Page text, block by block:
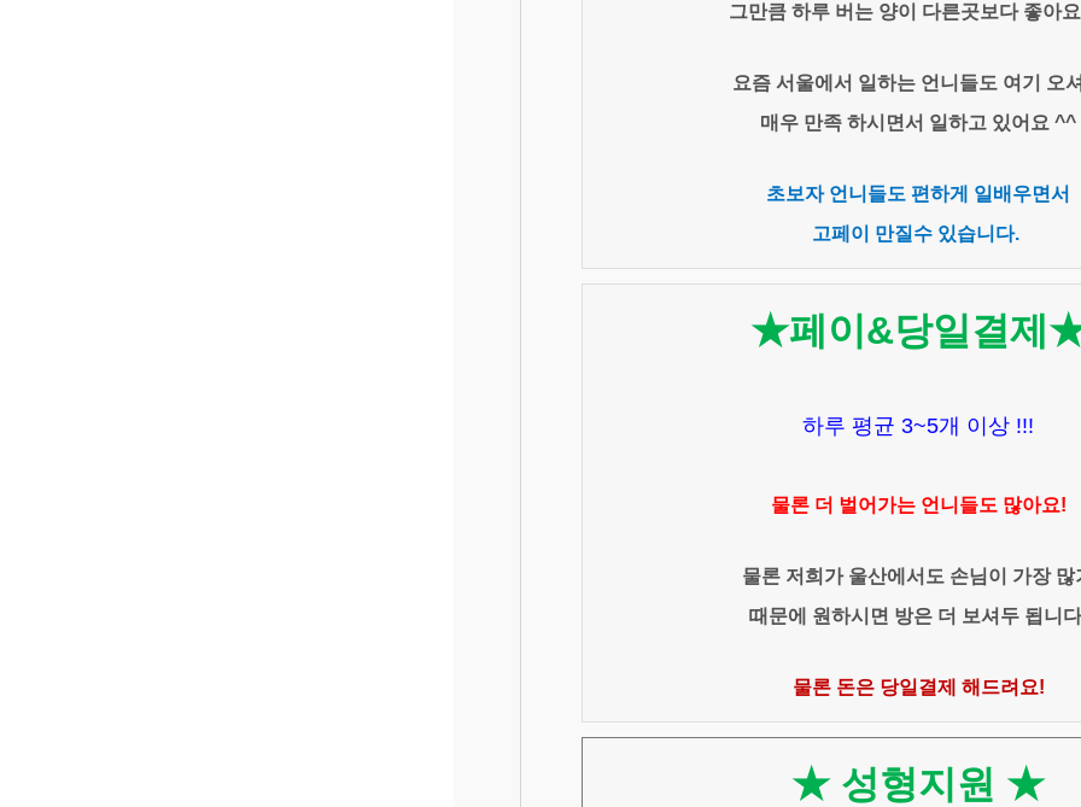
그만큼 하루 버는 양이 다른곳보다 좋아
요즘 서울에서 일하는 언니들도 여기 오
매우 만족 하시면서 일하고 있어요 ^^
초보자 언니들도 편하게 일배우면서
고페이 만질수 있습니다.
★페이&당일결제
하루 평균 3~5개 이상 !!!
물론 더 벌어가는 언니들도 많아요!
물론 저희가 울산에서도 손님이 가장 많
때문에 원하시면 방은 더 보셔두 됩니
물론 돈은 당일결제 해드려요!
★ 성형지원 ★